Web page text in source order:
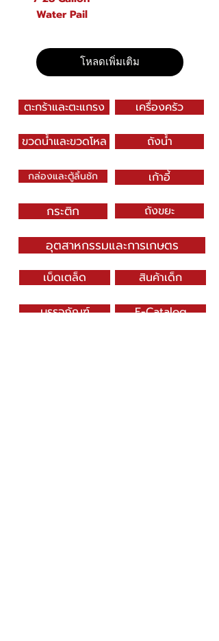
Water Pail
โหลดเพิ่มเติม
ตะกร้าและตะแกรง เครื่องครัว
ขวดน้ำและขวดโหล ถังน้ำ
กล่องและตู้ลิ้นชัก
กระติก
เก้าอี้
ถังขยะ
อุตสาหกรรมและการเกษตร
เบ็ดเตล็ด สินค้าเด็ก
บรรจุภัณฑ์ E-Catalog